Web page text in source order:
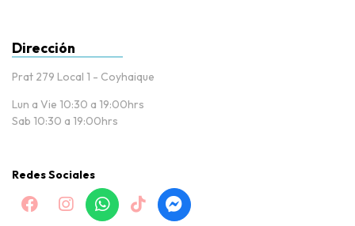
Dirección
Prat 279 Local 1 - Coyhaique
Lun a Vie 10:30 a 19:00hrs
Sab 10:30 a 19:00hrs
Redes Sociales